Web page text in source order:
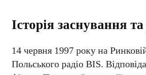
Історія заснування
14 червня 1997 року на
Польського радіо BIS.